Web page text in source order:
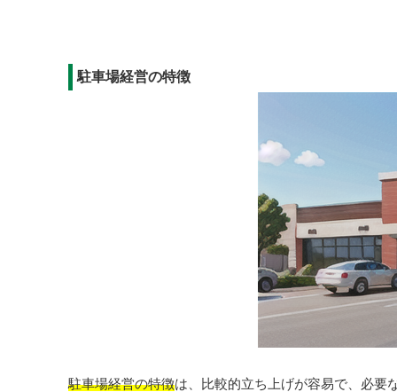
駐車場経営の特徴
駐車場経営の特徴は、比較的立ち上げが容易で、必要